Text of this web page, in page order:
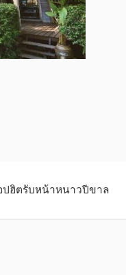
ปฮิตรับหน้าหนาวปีขาล